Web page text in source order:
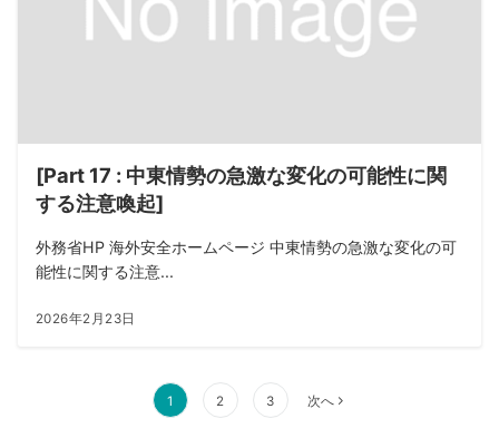
[Part 17 : 中東情勢の急激な変化の可能性に関
する注意喚起]
外務省HP 海外安全ホームページ 中東情勢の急激な変化の可
能性に関する注意...
2026年2月23日
1 2 3 次へ